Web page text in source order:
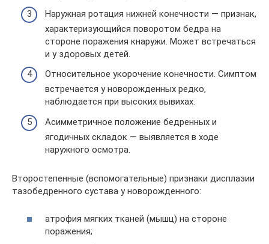
Наружная ротация нижней конечности — признак,
характеризующийся поворотом бедра на
стороне поражения кнаружи. Может встречаться
и у здоровых детей.
Относительное укорочение конечности. Симптом
встречается у новорожденных редко,
наблюдается при высоких вывихах.
Асимметричное положение бедренных и
ягодичных складок — выявляется в ходе
наружного осмотра.
Второстепенные (вспомогательные) признаки дисплазии
тазобедренного сустава у новорожденного:
атрофия мягких тканей (мышц) на стороне
поражения;